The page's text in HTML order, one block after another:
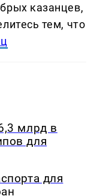
казанцев,
тем, что
млрд в
для
для